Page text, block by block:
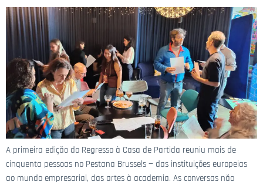
A primeira edição do Regresso à Casa de Partida reuniu mais de
cinquenta pessoas no Pestana Brussels — das instituições europeias
ao mundo empresarial, das artes à academia. As conversas não